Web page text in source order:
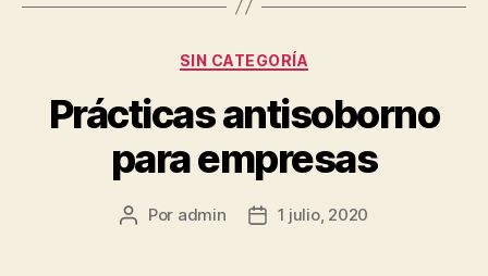
Categorías
SIN CATEGORÍA
Prácticas antisoborno
para empresas
Autor
Por admin
Fecha1 julio, 2020